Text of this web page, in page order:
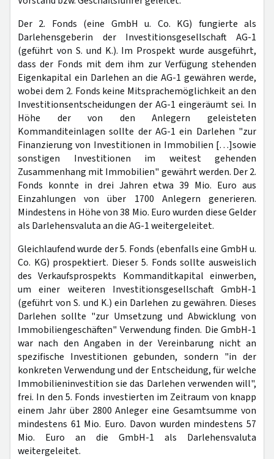
Der 2. Fonds (eine GmbH u. Co. KG) fungierte als
Darlehensgeberin der Investitionsgesellschaft AG-1
(geführt von S. und K.). Im Prospekt wurde ausgeführt,
dass der Fonds mit dem ihm zur Verfügung stehenden
Eigenkapital ein Darlehen an die AG-1 gewähren werde,
wobei dem 2. Fonds keine Mitsprachemöglichkeit an den
Investitionsentscheidungen der AG-1 eingeräumt sei. In
Höhe der von den Anlegern geleisteten
Kommanditeinlagen sollte der AG-1 ein Darlehen "zur
Finanzierung von Investitionen in Immobilien […]sowie
sonstigen Investitionen im weitest gehenden
Zusammenhang mit Immobilien" gewährt werden. Der 2.
Fonds konnte in drei Jahren etwa 39 Mio. Euro aus
Einzahlungen von über 1700 Anlegern generieren.
Mindestens in Höhe von 38 Mio. Euro wurden diese Gelder
als Darlehensvaluta an die AG-1 weitergeleitet.
Gleichlaufend wurde der 5. Fonds (ebenfalls eine GmbH u.
Co. KG) prospektiert. Dieser 5. Fonds sollte ausweislich
des Verkaufsprospekts Kommanditkapital einwerben,
um einer weiteren Investitionsgesellschaft GmbH-1
(geführt von S. und K.) ein Darlehen zu gewähren. Dieses
Darlehen sollte "zur Umsetzung und Abwicklung von
Immobiliengeschäften" Verwendung finden. Die GmbH-1
war nach den Angaben in der Vereinbarung nicht an
spezifische Investitionen gebunden, sondern "in der
konkreten Verwendung und der Entscheidung, für welche
Immobilieninvestition sie das Darlehen verwenden will",
frei. In den 5. Fonds investierten im Zeitraum von knapp
einem Jahr über 2800 Anleger eine Gesamtsumme von
mindestens 61 Mio. Euro. Davon wurden mindestens 57
Mio. Euro an die GmbH-1 als Darlehensvaluta
weitergeleitet.